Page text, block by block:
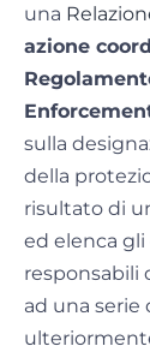
una
azione
sulla
della
risultato di
ed elenca
responsabili
ad una serie